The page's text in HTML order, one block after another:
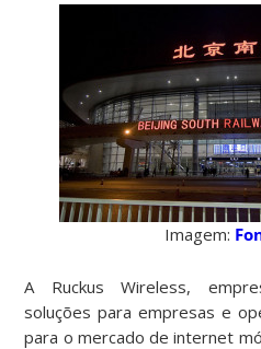
Imagem:
A Ruckus Wireless,
soluções para empresas e
para o mercado de internet